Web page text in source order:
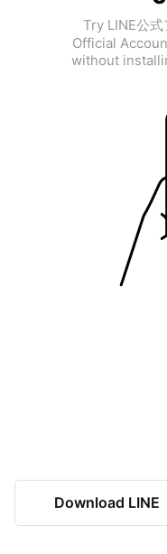
Try LINE公
Official
without
Download LINE